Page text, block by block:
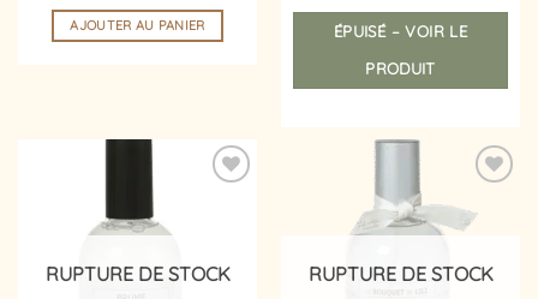
AJOUTER AU PANIER
ÉPUISÉ – VOIR LE
PRODUIT
RUPTURE DE STOCK
à la
RUPTURE DE STOCK